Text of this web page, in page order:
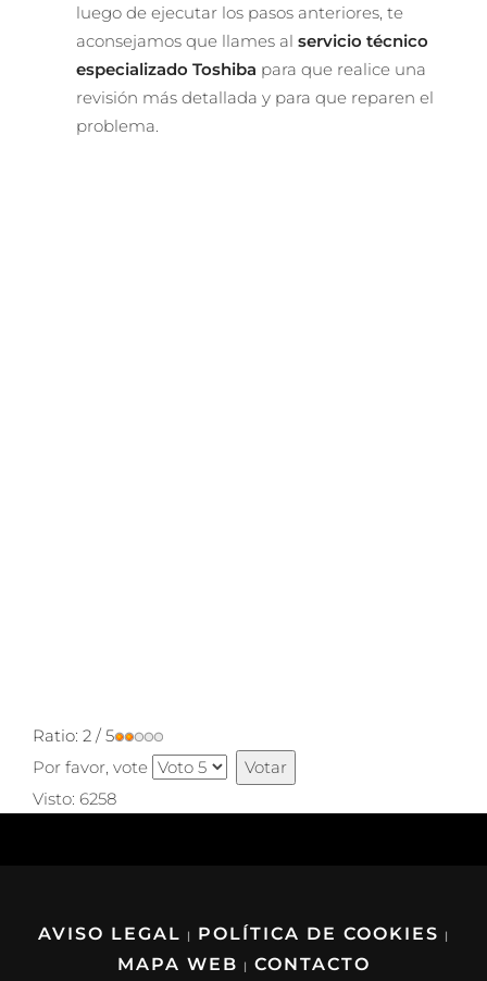
luego de ejecutar los pasos anteriores, te
aconsejamos que llames al servicio técnico
especializado Toshiba para que realice una
revisión más detallada y para que reparen el
problema.
Ratio: 2 /5
Por favor, vote
Visto: 6258
AVISO LEGAL | POLÍTICA DE COOKIES |
MAPA WEB | CONTACTO